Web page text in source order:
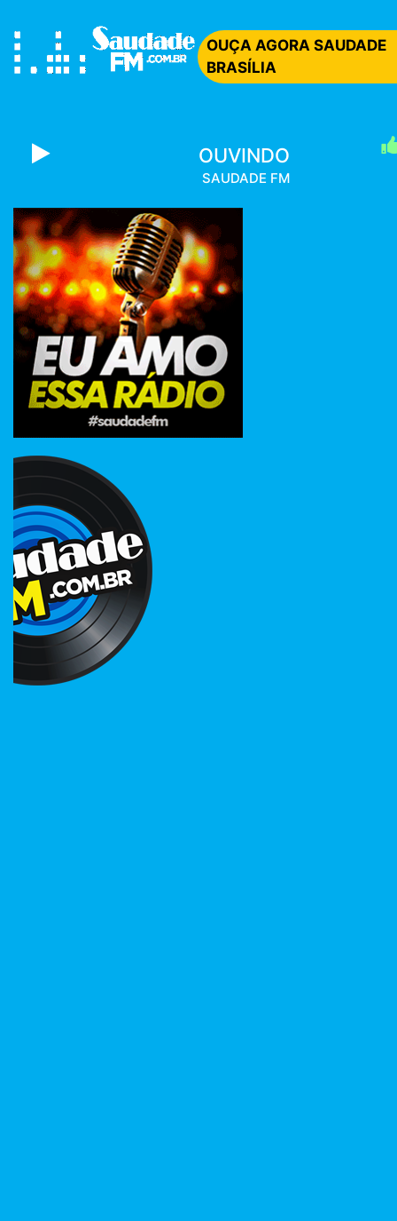
OUÇA AGORA SAUDADE
BRASÍLIA
OUVINDO
SAUDADE FM